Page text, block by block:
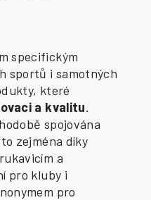
specifickým
sportů i samotných
které
a kvalitu.
spojována
zejména díky
a
pro kluby i
pro